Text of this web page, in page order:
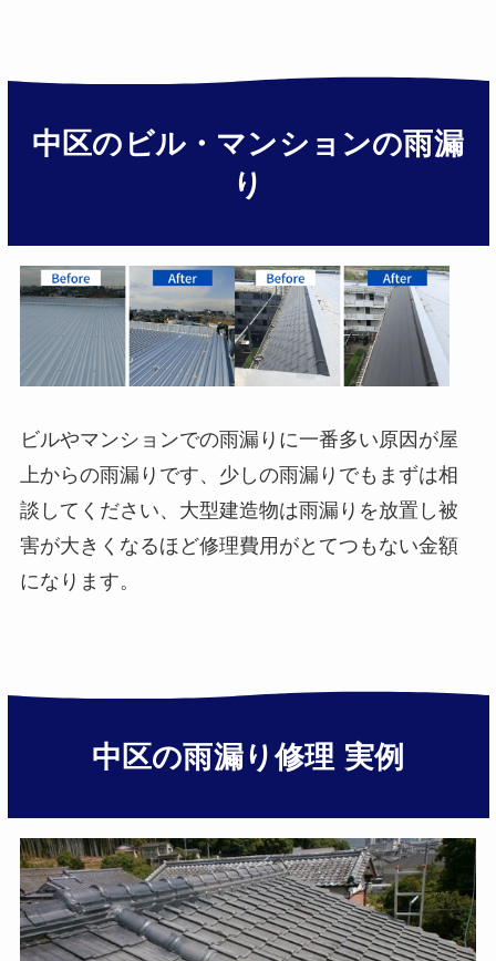
中区のビル・マンションの雨漏
り
ビルやマンションでの雨漏りに一番多い原因が屋
上からの雨漏りです、少しの雨漏りでもまずは相
談してください、大型建造物は雨漏りを放置し被
害が大きくなるほど修理費用がとてつもない金額
になります。
中区の雨漏り修理 実例